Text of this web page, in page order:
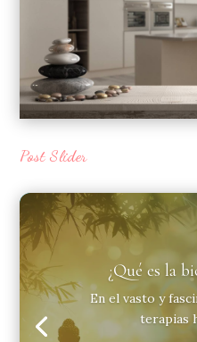
Post Slider
¿Qué es la
En el vasto y
terapias